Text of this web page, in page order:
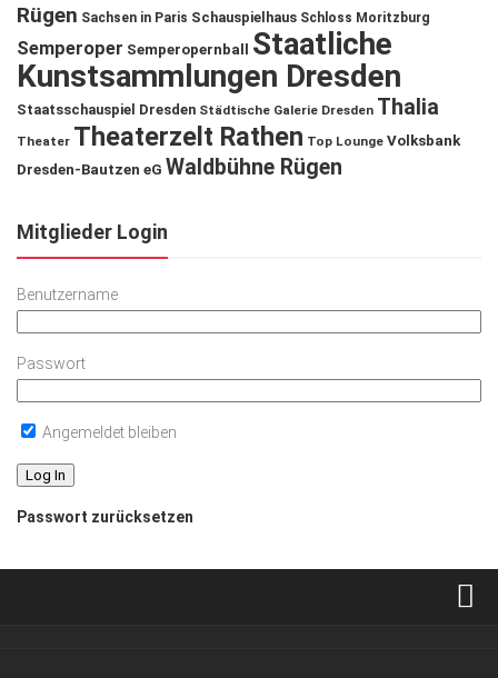
Rügen Sachsen in Paris Schauspielhaus Schloss Moritzburg
Semperoper Semperopernball
Staatliche
Kunstsammlungen Dresden
Staatsschauspiel Dresden Städtische Galerie Dresden Thalia
Theater Theaterzelt Rathen Top Lounge Volksbank
Dresden-Bautzen eG Waldbühne Rügen
Mitglieder Login
Benutzername
Passwort
Angemeldet bleiben
Passwort zurücksetzen